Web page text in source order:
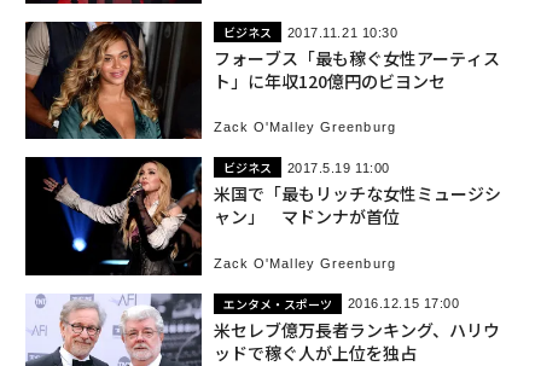
ビジネス 2017.11.21 10:30
フォーブス「最も稼ぐ女性アーティス
ト」に年収120億円のビヨンセ
Zack O'Malley Greenburg
ビジネス 2017.5.19 11:00
米国で「最もリッチな女性ミュージシ
ャン」 マドンナが首位
Zack O'Malley Greenburg
エンタメ・スポーツ 2016.12.15 17:00
米セレブ億万長者ランキング、ハリウ
ッドで稼ぐ人が上位を独占